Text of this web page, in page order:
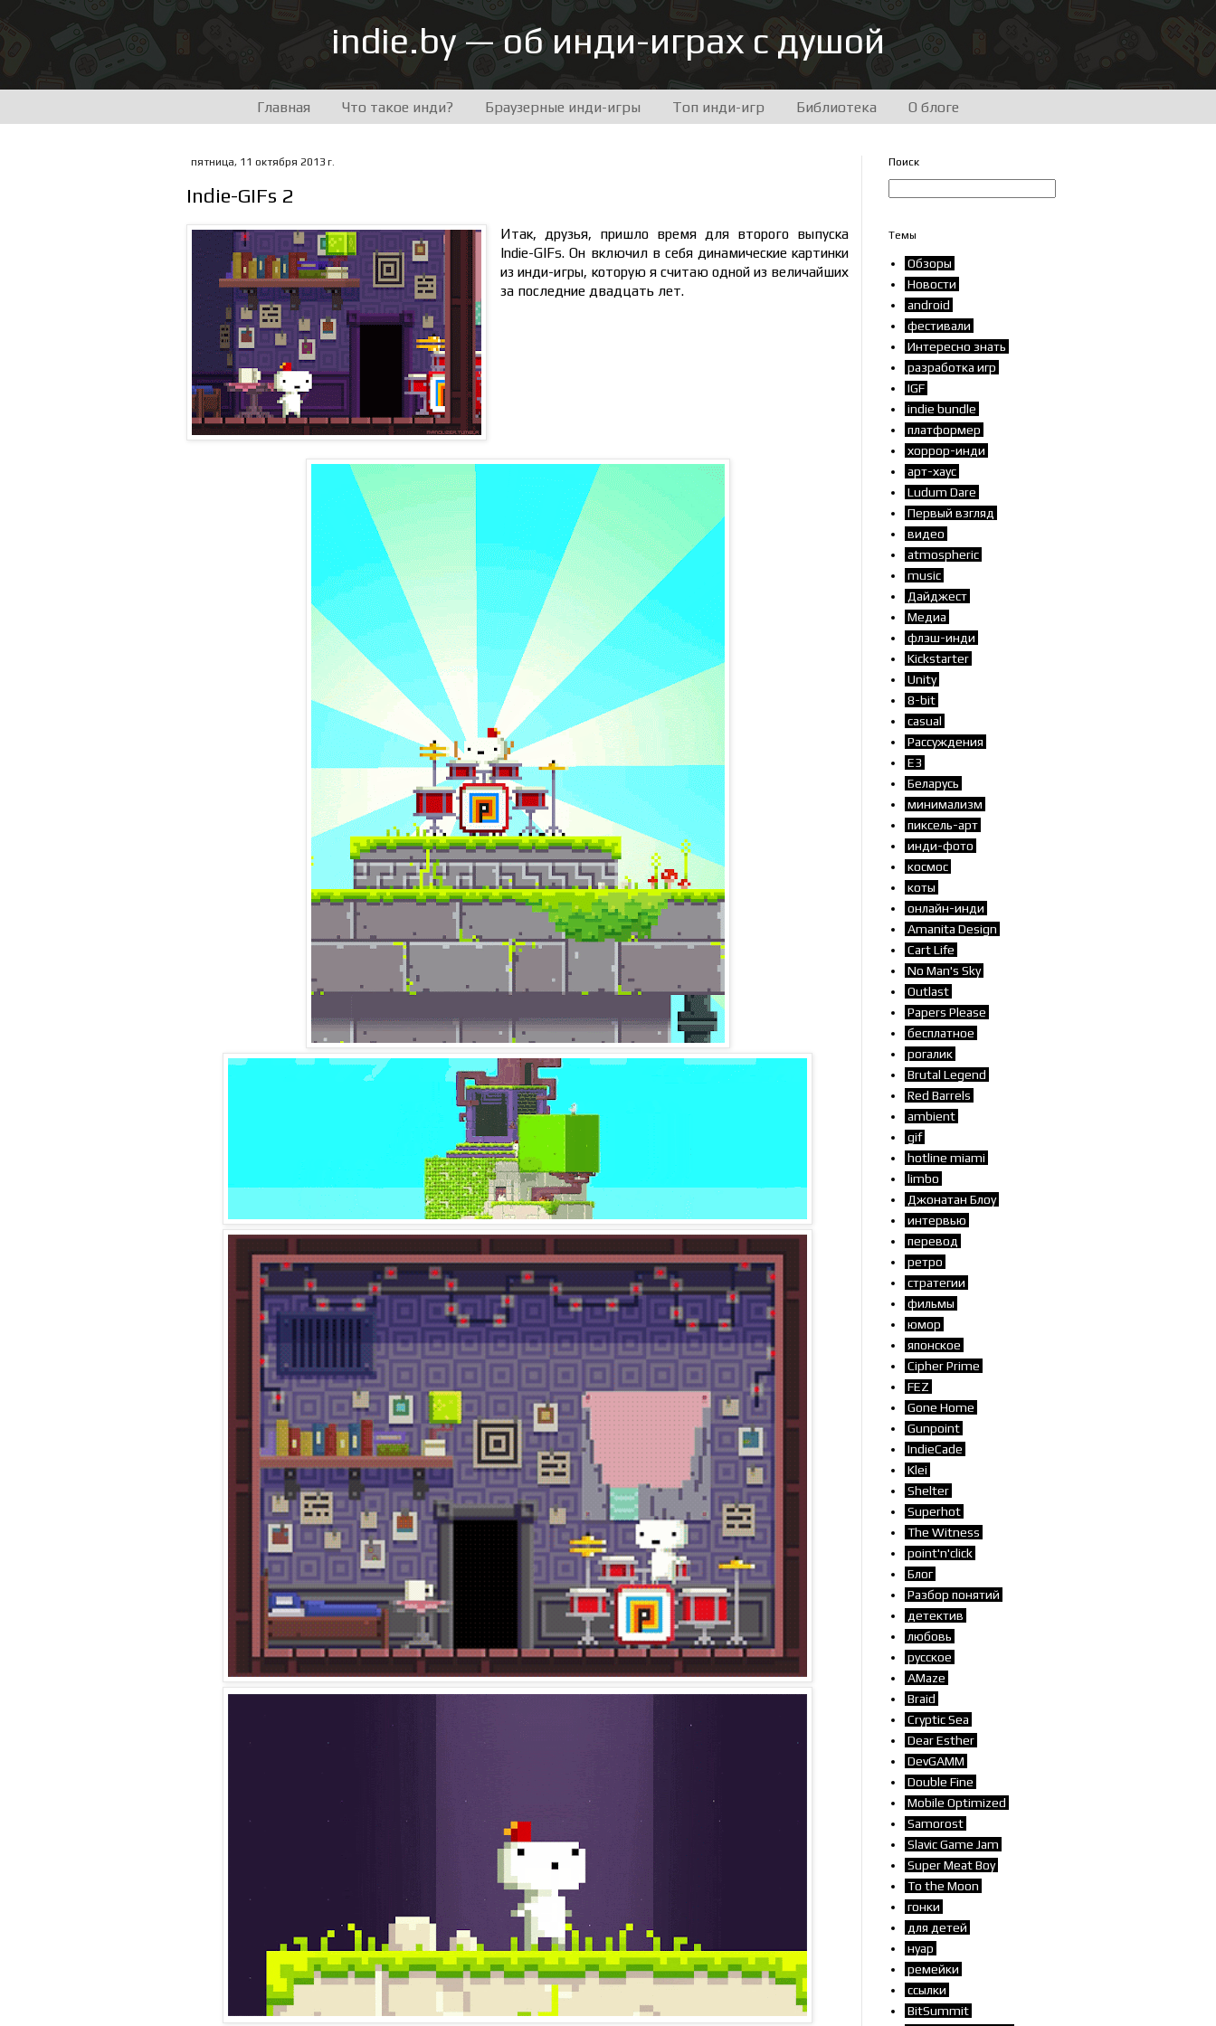
indie.by — об инди-играх с душой
Главная Что такое инди? Браузерные инди-игры Топ инди-игр Библиотека О блоге
пятница, 11 октября 2013 г.
Indie-GIFs 2
Итак, друзья, пришло время для второго выпуска
Indie-GIFs. Он включил в себя динамические картинки
из инди-игры, которую я считаю одной из величайших
за последние двадцать лет.
Поиск
Темы
Обзоры
Новости
android
фестивали
Интересно знать
разработка игр
IGF
indie bundle
платформер
хоррор-инди
арт-хаус
Ludum Dare
Первый взгляд
видео
atmospheric
music
Дайджест
Медиа
флэш-инди
Kickstarter
Unity
8-bit
casual
Рассуждения
E3
Беларусь
минимализм
пиксель-арт
инди-фото
космос
коты
онлайн-инди
Amanita Design
Cart Life
No Man's Sky
Outlast
Papers Please
бесплатное
рогалик
Brutal Legend
Red Barrels
ambient
gif
hotline miami
limbo
Джонатан Блоу
интервью
перевод
ретро
стратегии
фильмы
юмор
японское
Cipher Prime
FEZ
Gone Home
Gunpoint
IndieCade
Klei
Shelter
Superhot
The Witness
point'n'click
Блог
Разбор понятий
детектив
любовь
русское
AMaze
Braid
Cryptic Sea
Dear Esther
DevGAMM
Double Fine
Mobile Optimized
Samorost
Slavic Game Jam
Super Meat Boy
To the Moon
гонки
для детей
нуар
ремейки
ссылки
BitSummit